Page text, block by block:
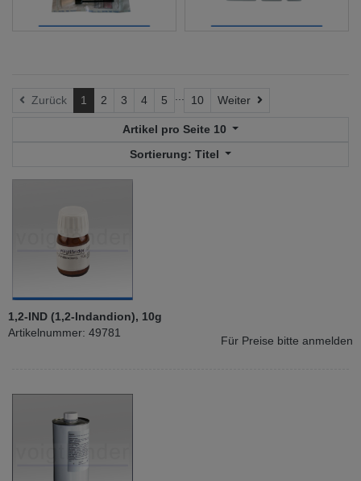
Zurück 1 2 3 4 5 10 Weiter
Artikel pro Seite 10
Sortierung: Titel
1,2-IND (1,2-Indandion), 10g
Artikelnummer: 49781
Für Preise bitte anmelden